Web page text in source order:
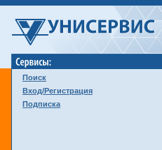
Поиск
Вход/Регистрация
Подписка